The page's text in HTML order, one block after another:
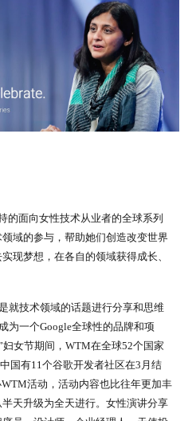
的面向女性技术从业者的全球系列
域的参与，帮助她们创造改变世界
现梦想，在各自的领域获得成长、
就技术领域的话题进行分享和思维
为一个Google全球性的品牌和项
妇女节期间，WTM在全球52个国家
国有11个谷歌开发者社区在3月结
活动，活动内容也比往年更加丰
天升级为全天进行。女性演讲分享